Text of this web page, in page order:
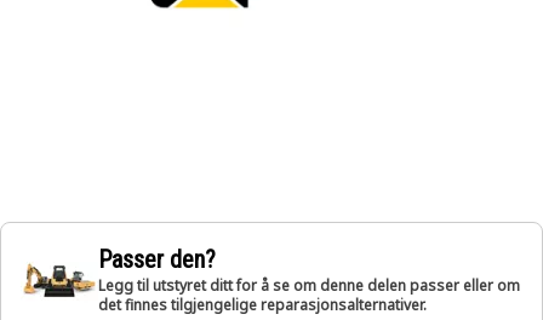
Passer den?
Legg til utstyret ditt for å se om denne delen passer eller om
det finnes tilgjengelige reparasjonsalternativer.